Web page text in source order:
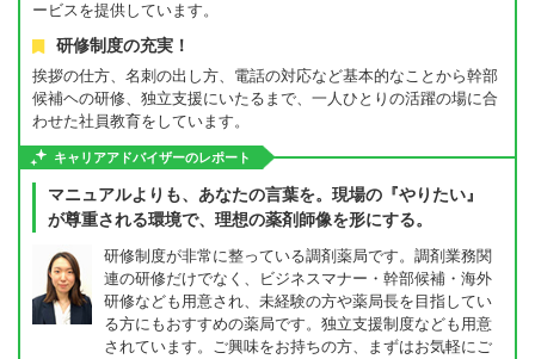
ービスを提供しています。
研修制度の充実！
挨拶の仕方、名刺の出し方、電話の対応など基本的なことから幹部
候補ヘの研修、独立支援にいたるまで、一人ひとりの活躍の場に合
わせた社員教育をしています。
キャリアアドバイザーのレポート
マニュアルよりも、あなたの言葉を。現場の『やりたい』
が尊重される環境で、理想の薬剤師像を形にする。
研修制度が非常に整っている調剤薬局です。調剤業務関
連の研修だけでなく、ビジネスマナー・幹部候補・海外
研修なども用意され、未経験の方や薬局長を目指してい
る方にもおすすめの薬局です。独立支援制度なども用意
されています。ご興味をお持ちの方、まずはお気軽にご